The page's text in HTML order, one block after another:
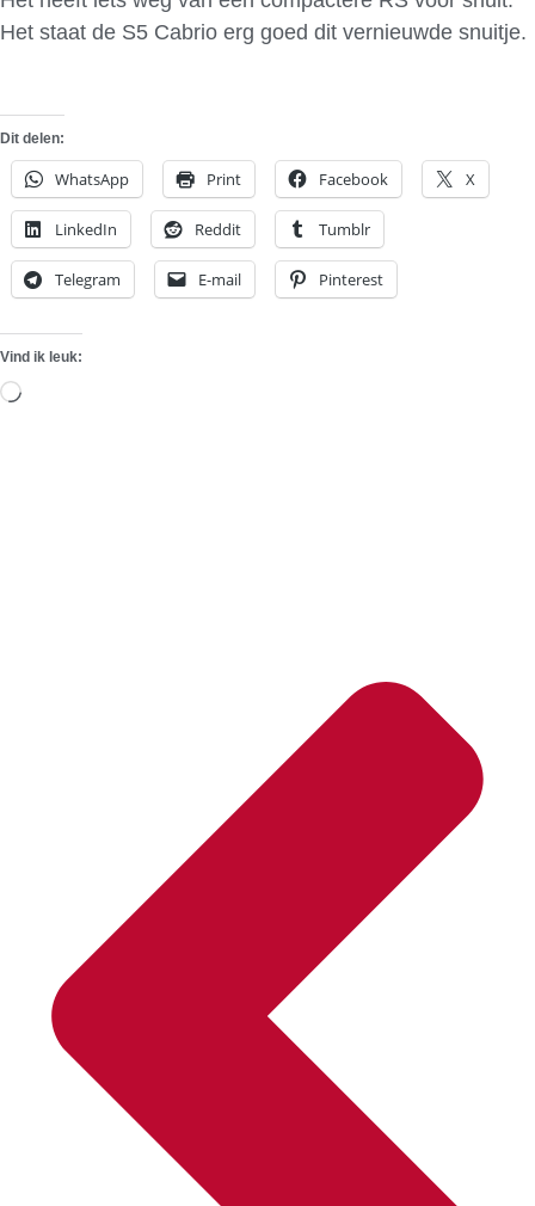
Het staat de S5 Cabrio erg goed dit vernieuwde snuitje.
Dit delen:
WhatsApp Print Facebook X
LinkedIn Reddit Tumblr
Telegram E-mail Pinterest
Vind ik leuk:
Aan